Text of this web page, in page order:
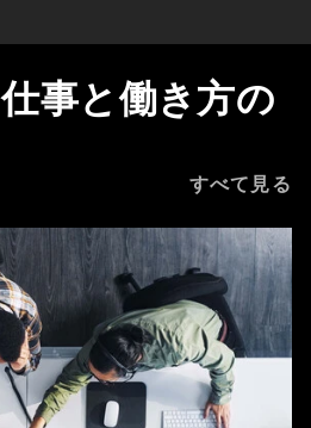
仕事と働き方の
すべて見る